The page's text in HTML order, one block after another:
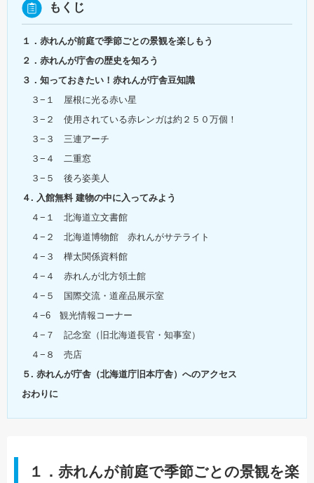
もくじ
１．赤れんが前庭で季節ごとの景観を楽しもう
２．赤れんが庁舎の歴史を知ろう
３．知っておきたい！赤れんが庁舎豆知識
３−１ 屋根に光る赤い星
３−２ 使用されている赤レンガは約２５０万個！
３−３ 三連アーチ
３−４ 二重窓
３−５ 後ろ姿美人
４. 入館無料 建物の中に入ってみよう
４−１ 北海道立文書館
４−２ 北海道博物館 赤れんがサテライト
４−３ 樺太関係資料館
４−４ 赤れんが北方領土館
４−５ 国際交流・道産品展示室
４−6 観光情報コーナー
４−７ 記念室（旧北海道長官・知事室）
４−８ 売店
５. 赤れんが庁舎（北海道庁旧本庁舎）へのアクセス
おわりに
１．赤れんが前庭で季節ごとの景観を楽